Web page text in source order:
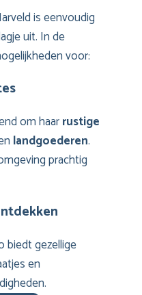
is eenvoudig
uit. In de
voor:
om haarrustige
landgoederen.
prachtig
biedt gezellige
en